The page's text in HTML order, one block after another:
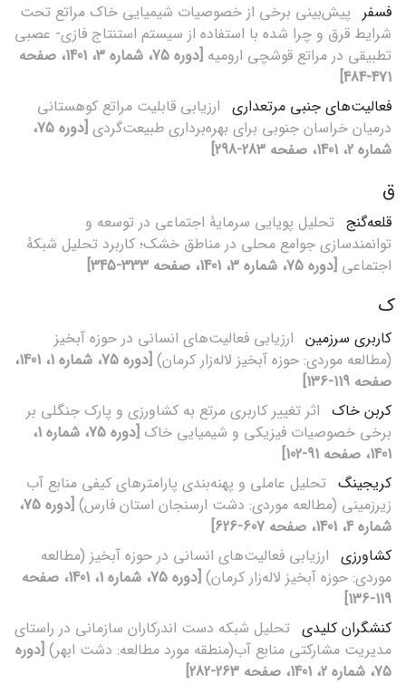
فسفر پیش‌بینی برخی از خصوصیات شیمیایی خاک مراتع تحت
شرایط قرق و چرا شده با استفاده از سیستم استنتاج فازی- عصبی
تطبیقی در مراتع قوشچی ارومیه
[دوره 75، شماره 3، 1401، صفحه
471-484]
فعالیت‌‌های جنبی مرتعداری ارزیابی قابلیت مراتع کوهستانی
درمیان خراسان جنوبی برای بهره‌‌برداری طبیعت‌‌گردی
[دوره 75،
شماره 2، 1401، صفحه 283-298]
ق
قلعه‌گنج تحلیل پویایی سرمایۀ اجتماعی در توسعه و
توانمندسازی جوامع محلی در مناطق خشک؛ کاربرد تحلیل شبکۀ
اجتماعی [دوره 75، شماره 3، 1401، صفحه 333-345]
ک
کاربری سرزمین ارزیابی فعالیت‌های انسانی در حوزه آبخیز
(مطالعه موردی: حوزه آبخیز لاله‌زار کرمان)
[دوره 75، شماره 1، 1401،
صفحه 119-136]
کربن خاک اثر تغییر کاربری مرتع به کشاورزی و پارک جنگلی بر
برخی خصوصیات فیزیکی و شیمیایی خاک
[دوره 75، شماره 1،
1401، صفحه 91-102]
کریجینگ تحلیل عاملی و پهنه‌بندی پارامترهای کیفی منابع آب
زیرزمینی (مطالعه موردی: دشت ارسنجان استان فارس)
[دوره 75،
شماره 4، 1401، صفحه 607-626]
کشاورزی ارزیابی فعالیت‌های انسانی در حوزه آبخیز (مطالعه
موردی: حوزه آبخیز لاله‌زار کرمان)
[دوره 75، شماره 1، 1401، صفحه
119-136]
کنشگران کلیدی تحلیل شبکه دست اندرکاران سازمانی در راستای
مدیریت مشارکتی منابع آب(منطقه مورد مطالعه: دشت ابهر) [دوره
75، شماره 2، 1401، صفحه 263-282]